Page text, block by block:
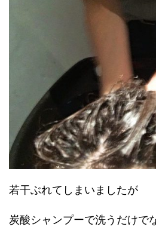
若干ぶれてしまいましたが
炭酸シャンプーで洗うだけで